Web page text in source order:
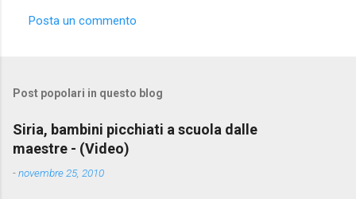
Posta un commento
Post popolari in questo blog
Siria, bambini picchiati a scuola dalle
maestre - (Video)
-novembre 25, 2010